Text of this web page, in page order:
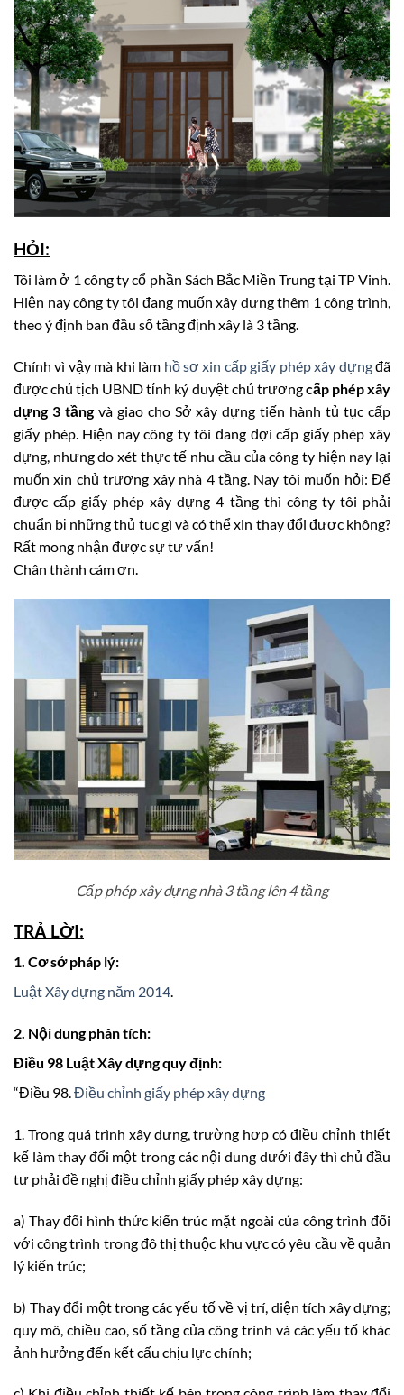
HỎI:
Tôi làm ở 1 công ty cổ phần Sách Bắc Miền Trung tại TP Vinh.
Hiện nay công ty tôi đang muốn xây dựng thêm 1 công trình,
theo ý định ban đầu số tầng định xây là 3 tầng.
Chính vì vậy mà khi làm hồ sơ xin cấp giấy phép xây dựngđã
được chủ tịch UBND tỉnh ký duyệt chủ trươngcấp phép xây
dựng 3 tầngvà giao cho Sở xây dựng tiến hành tủ tục cấp
giấy phép. Hiện nay công ty tôi đang đợi cấp giấy phép xây
dựng, nhưng do xét thực tế nhu cầu của công ty hiện nay lại
muốn xin chủ trương xây nhà 4 tầng. Nay tôi muốn hỏi: Để
được cấp giấy phép xây dựng 4 tầng thì công ty tôi phải
chuẩn bị những thủ tục gì và có thể xin thay đổi được không?
Rất mong nhận được sự tư vấn!
Chân thành cám ơn.
Cấp phép xây dựng nhà 3 tầng lên 4 tầng
TRẢ LỜI:
1. Cơ sở pháp lý:
Luật Xây dựng năm 2014.
2. Nội dung phân tích:
Điều 98 Luật Xây dựng quy định:
“Điều 98.Điều chỉnh giấy phép xây dựng
1. Trong quá trình xây dựng, trường hợp có điều chỉnh thiết
kế làm thay đổi một trong các nội dung dưới đây thì chủ đầu
tư phải đề nghị điều chỉnh giấy phép xây dựng:
a) Thay đổi hình thức kiến trúc mặt ngoài của công trình đối
với công trình trong đô thị thuộc khu vực có yêu cầu về quản
lý kiến trúc;
b) Thay đổi một trong các yếu tố về vị trí, diện tích xây dựng;
quy mô, chiều cao, số tầng của công trình và các yếu tố khác
ảnh hưởng đến kết cấu chịu lực chính;